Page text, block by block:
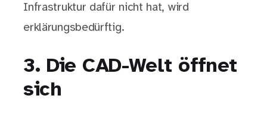
Infrastruktur dafür nicht hat, wird
erklärungsbedürftig.
3. Die CAD-Welt öffnet
sich